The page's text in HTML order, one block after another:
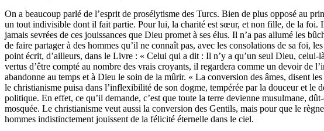
On a beaucoup parlé de l’esprit de prosélytisme des Turcs. Bien de plus opposé au
un tout indivisible dont il fait partie. Pour lui, la charité est sœur, et non fille, de la foi.
jamais sevrées de ces jouissances que Dieu promet à ses élus. Il n’a pas allumé les
de faire partager à des hommes qu’il ne connaît pas, avec les consolations de sa foi,
point écrit, d’ailleurs, dans le Livre : « Celui qui a dit : Il n’y a qu’un seul Dieu, celui-
vertus d’être compté au nombre des vrais croyants, il regardera comme un devoir de
abandonne au temps et à Dieu le soin de la mûrir. « La conversion des âmes, disent
le christianisme puisa dans l’inflexibilité de son dogme, tempérée par la douceur et
politique. En effet, ce qu’il demande, c’est que toute la terre devienne musulmane,
mosquée. Le christianisme veut aussi la conversion des Gentils, mais pour que le
hommes indistinctement jouissent de la félicité éternelle dans le ciel.